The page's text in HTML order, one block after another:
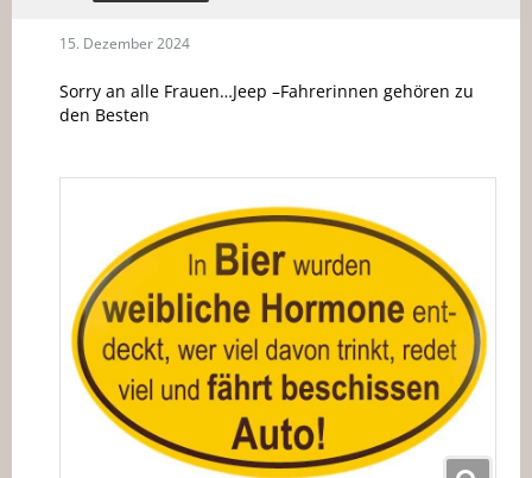
15. Dezember 2024
Sorry an alle Frauen…Jeep –Fahrerinnen gehören zu
den Besten